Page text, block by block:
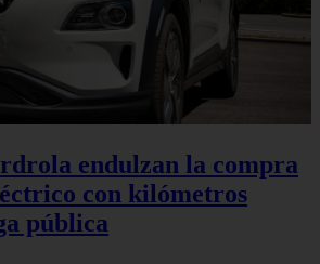
endulzan la compra
con kilómetros
pública